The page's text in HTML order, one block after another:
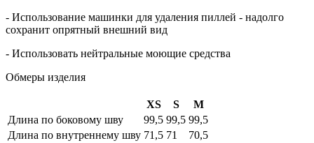
- Использование машинки для удаления пиллей - надолго
сохранит опрятный внешний вид
- Использовать нейтральные моющие средства
Обмеры изделия
XS S
M
Длина по боковому шву
99,5 99,5 99,5
Длина по внутреннему шву 71,5 71
70,5